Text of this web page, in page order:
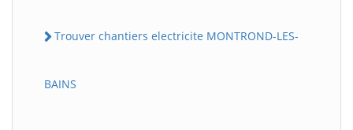
Trouver chantiers electricite MONTROND-LES-
BAINS